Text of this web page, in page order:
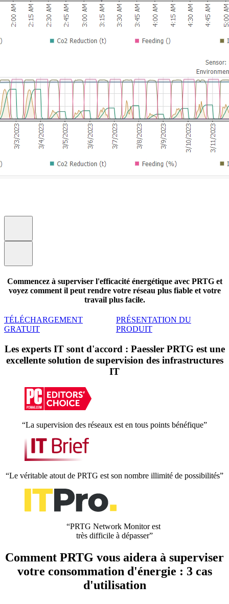
Commencez à superviser l'efficacité énergétique avec PRTG et
voyez comment il peut rendre votre réseau plus fiable et votre
travail plus facile.
TÉLÉCHARGEMENT
GRATUIT
PRÉSENTATION DU
PRODUIT
Les experts IT sont d'accord : Paessler PRTG est une
excellente solution de supervision des infrastructures
IT
“La supervision des réseaux est en tous points bénéfique”
“Le véritable atout de PRTG est son nombre illimité de possibilités”
“PRTG Network Monitor est
très difficile à dépasser”
Comment PRTG vous aidera à superviser
votre consommation d'énergie : 3 cas
d'utilisation